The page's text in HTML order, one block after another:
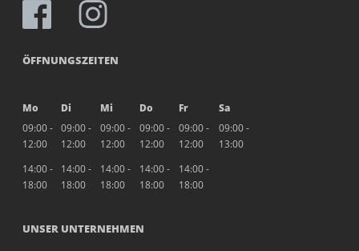
ÖFFNUNGSZEITEN
Mo Di Mi Do Fr
Sa
09:00 -
12:00
09:00 -
12:00
09:00 -
12:00
09:00 -
12:00
09:00 -
12:00
09:00 -
13:00
14:00 -
18:00
14:00 -
18:00
14:00 -
18:00
14:00 -
18:00
14:00 -
18:00
UNSER UNTERNEHMEN